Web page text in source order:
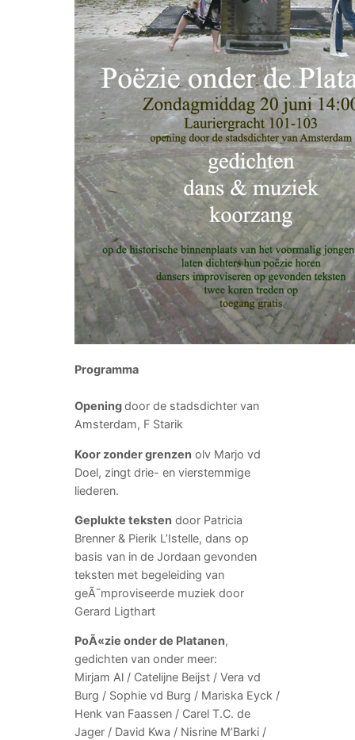
Programma
Openingdoor de stadsdichter van
Amsterdam, F Starik
Koor zonder grenzen olv Marjo vd
Doel, zingt drie- en vierstemmige
liederen.
Geplukte teksten door Patricia
Brenner & Pierik L’Istelle, dans op
basis van in de Jordaan gevonden
teksten met begeleiding van
geÃ¯mproviseerde muziek door
Gerard Ligthart
PoÃ«zie onder de Platanen,
gedichten van onder meer:
Mirjam Al / Catelijne Beijst / Vera vd
Burg / Sophie vd Burg / Mariska Eyck /
Henk van Faassen / Carel T.C. de
Jager / David Kwa / Nisrine M’Barki /